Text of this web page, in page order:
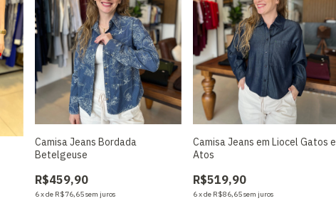
Camisa Jeans Bordada
Betelgeuse
R$459,90
6xde R$76,65sem juros
Camisa Jeans em Liocel Gatos e
Atos
R$519,90
6xde R$86,65sem juros